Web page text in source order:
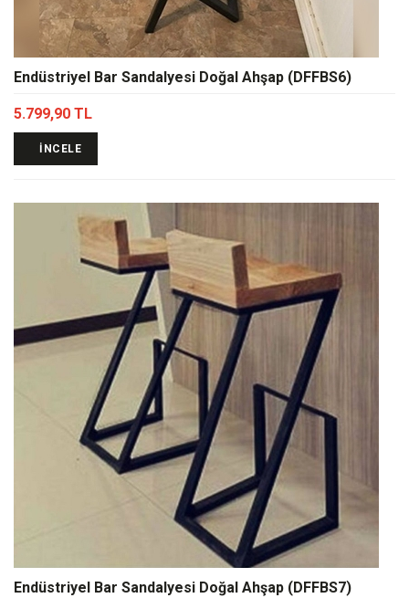
Endüstriyel Bar Sandalyesi Doğal Ahşap (DFFBS6)
5.799,90 TL
İNCELE
Endüstriyel Bar Sandalyesi Doğal Ahşap (DFFBS7)